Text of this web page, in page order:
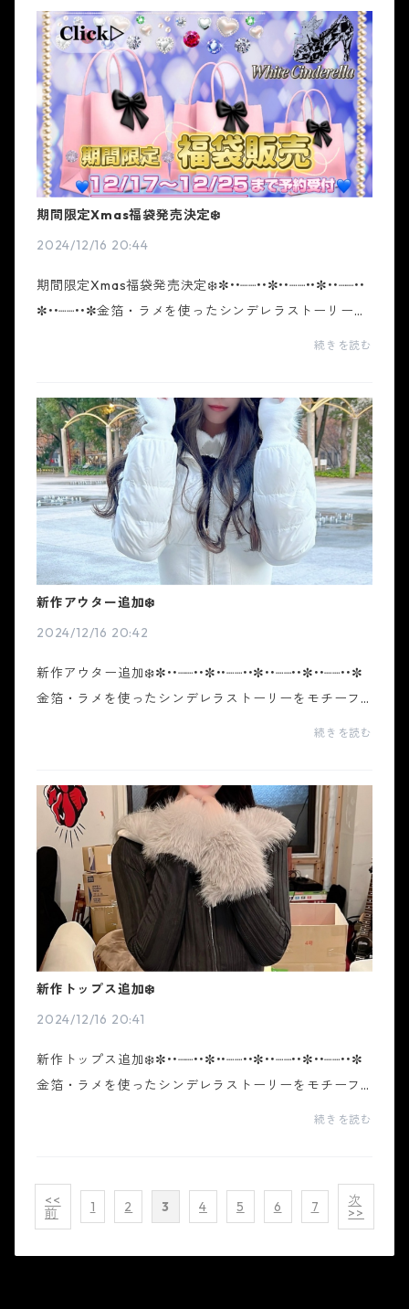
期間限定Xmas福袋発売決定❄️
2024/12/16 20:44
期間限定Xmas福袋発売決定❄️✼••┈┈••✼••┈┈••✼••┈┈••
✼••┈┈••✼金箔・ラメを使ったシンデレラストーリーを
モチーフにデザインを作り込んだギャルブランド ホワ
続きを読む
新作アウター追加❄️
2024/12/16 20:42
新作アウター追加❄️✼••┈┈••✼••┈┈••✼••┈┈••✼••┈┈••✼
金箔・ラメを使ったシンデレラストーリーをモチーフ
続きを読む
新作トップス追加❄️
2024/12/16 20:41
新作トップス追加❄️✼••┈┈••✼••┈┈••✼••┈┈••✼••┈┈••✼
金箔・ラメを使ったシンデレラストーリーをモチーフ
にデザインを作り込んだギャルブランド ホワイトシン
続きを読む
<<
前 1 2 3 4 5 6 7 次
>>